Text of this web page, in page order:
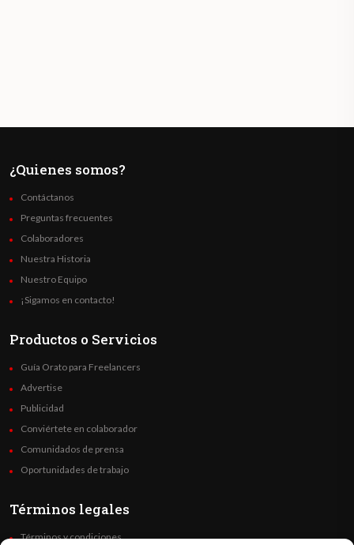
¿Quienes somos?
Contáctanos
Preguntas frecuentes
Colaboradores
Nuestra Historia
Nuestro Equipo
¡Sigamos en contacto!
Productos o Servicios
Guía Orato para Freelancers
Advertise
Publicidad
Conviértete en colaborador
Comunidados de prensa
Oportunidades de trabajo
Términos legales
Términos y condiciones